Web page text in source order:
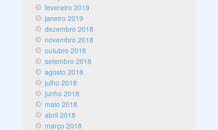
fevereiro 2019
janeiro 2019
dezembro 2018
novembro 2018
outubro 2018
setembro 2018
agosto 2018
julho 2018
junho 2018
maio 2018
abril 2018
março 2018